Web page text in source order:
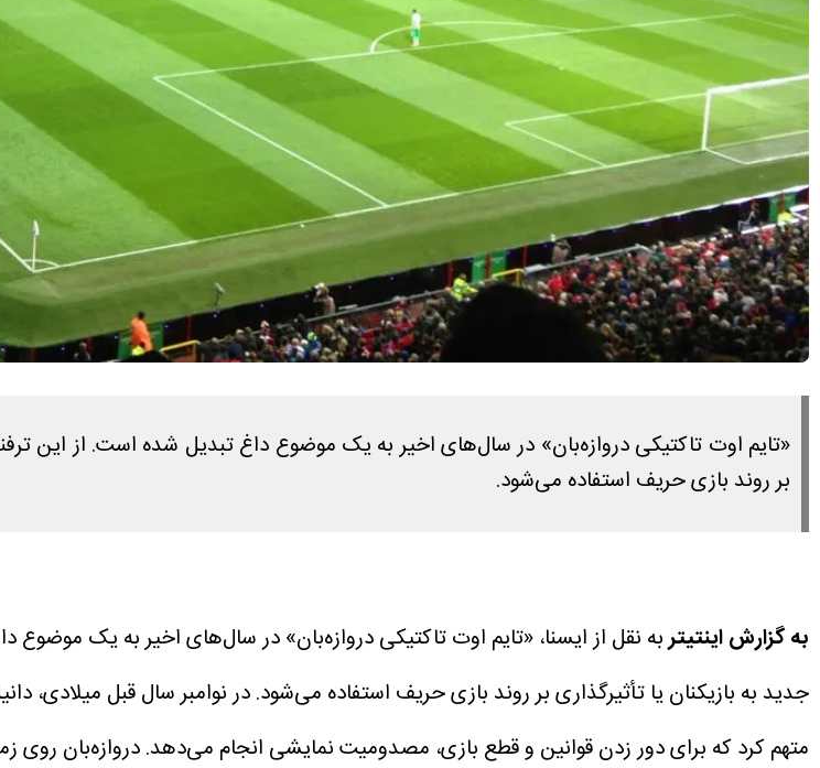
«تایم اوت تاکتیکی دروازه‌بان» در سال‌های اخیر به یک موضوع داغ تبدیل شده است. از این
بر روند بازی حریف استفاده می‌شود.
به گزارش اینتیتربه نقل از ایسنا، «تایم اوت تاکتیکی دروازه‌بان» در سال‌های اخیر به یک
جدید به بازیکنان یا تأثیرگذاری بر روند بازی حریف استفاده می‌شود.در نوامبر سال قبل میلادی،
متهم کرد که برای دور زدن قوانین و قطع بازی، مصدومیت نمایشی انجام می‌دهد.دروازه‌بان روی